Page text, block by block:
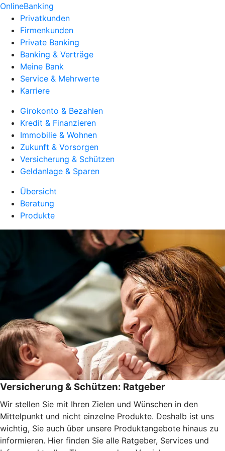
OnlineBanking
Privatkunden
Firmenkunden
Private Banking
Banking & Verträge
Meine Bank
Service & Mehrwerte
Karriere
Girokonto & Bezahlen
Kredit & Finanzieren
Immobilie & Wohnen
Zukunft & Vorsorgen
Versicherung & Schützen
Geldanlage & Sparen
Übersicht
Beratung
Produkte
Versicherung & Schützen: Ratgeber
Wir stellen Sie mit Ihren Zielen und Wünschen in den
Mittelpunkt und nicht einzelne Produkte. Deshalb ist uns
wichtig, Sie auch über unsere Produktangebote hinaus zu
informieren. Hier finden Sie alle Ratgeber, Services und